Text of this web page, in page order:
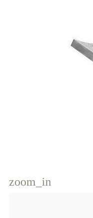
zoom_in